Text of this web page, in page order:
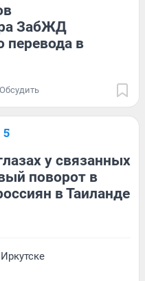
ЗабЖД
перевода в
Обсудить
у связанных
поворот в
в Таиланде